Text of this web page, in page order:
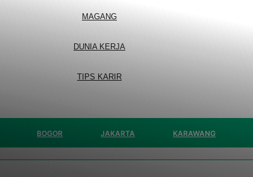
MAGANG
DUNIA KERJA
TIPS KARIR
BOGOR JAKARTA KARAWANG